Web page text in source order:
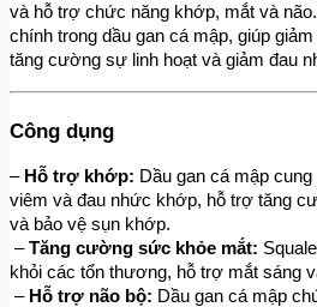
và hỗ trợ chức năng khớp, mắt và
chính trong dầu gan cá mập, giúp
tăng cường sự linh hoạt và giảm đau
Công dụng
– Hỗ trợ khớp: Dầu gan cá mập
viêm và đau nhức khớp, hỗ trợ tăng
và bảo vệ sụn khớp.
– Tăng cường sức khỏe mắt:
khỏi các tổn thương, hỗ trợ mắt sáng
– Hỗ trợ não bộ: Dầu gan cá mập